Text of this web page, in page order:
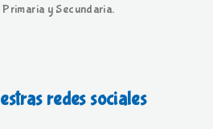
y Secundaria.
redes sociales